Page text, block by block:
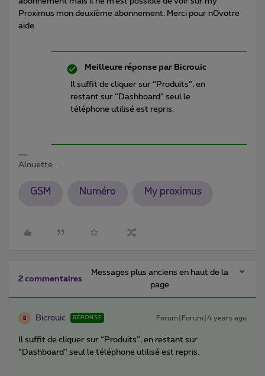
Proximus mon deuxième abonnement. Merci pour n0votre
aide.
Meilleure réponse par Bicrouic
Il suffit de cliquer sur “Produits”, en
restant sur “Dashboard” seul le
téléphone utilisé est repris.
Alouette.
GSM Numéro My proximus
2 commentaires
Messages plus anciens en haut de la
page
B Bicrouic RÉPONSE Forum|Forum|4 years ago
Il suffit de cliquer sur “Produits”, en restant sur
“Dashboard” seul le téléphone utilisé est repris.